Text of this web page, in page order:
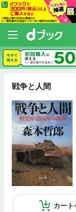
戦争と人間
カート